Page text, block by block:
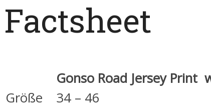
Factsheet
Gonso Road Jersey Print
Größe
34 – 46